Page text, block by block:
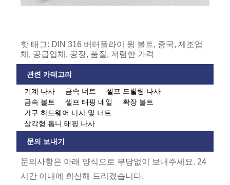
핫 태그: DIN 316 버터플라이 윙 볼트, 중국, 제조업
체, 공급업체, 공장, 품질, 저렴한 가격
관련 카테고리
기계 나사 금속 너트
셀프 드릴링 나사
금속 볼트
셀프 태핑 네일
확장 볼트
가구 하드웨어 나사 및 너트
삼각형 톱니 태핑 나사
문의 보내기
문의사항은 아래 양식으로 부담없이 보내주세요. 24
시간 이내에 회신해 드리겠습니다.